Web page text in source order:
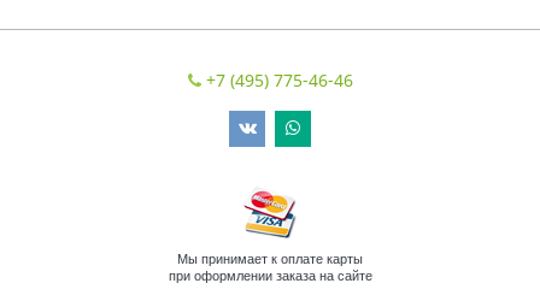
+7 (495) 775-46-46
Мы принимает к оплате карты
при оформлении заказа на сайте